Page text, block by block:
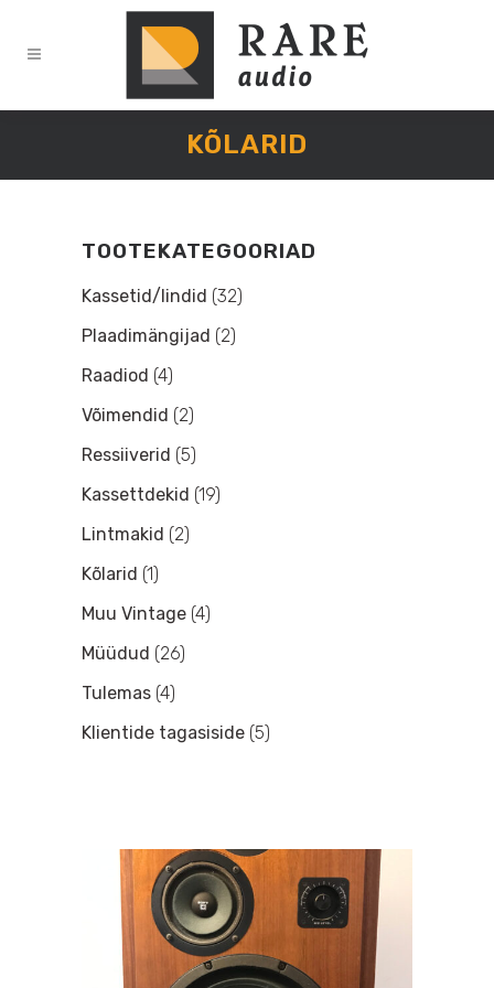
KÕLARID
TOOTEKATEGOORIAD
Kassetid/lindid (32)
Plaadimängijad (2)
Raadiod (4)
Võimendid (2)
Ressiiverid (5)
Kassettdekid (19)
Lintmakid (2)
Kõlarid (1)
Muu Vintage (4)
Müüdud (26)
Tulemas (4)
Klientide tagasiside (5)